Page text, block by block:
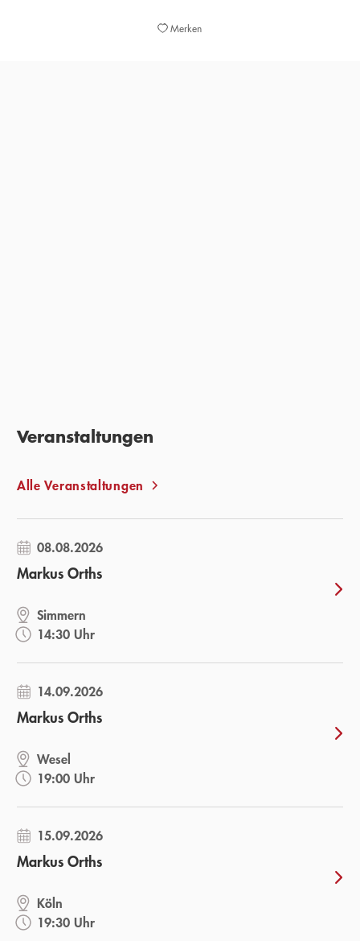
Merken
Veranstaltungen
Alle Veranstaltungen
08.08.2026
Markus Orths
Simmern
14:30 Uhr
14.09.2026
Markus Orths
Wesel
19:00 Uhr
15.09.2026
Markus Orths
Köln
19:30 Uhr